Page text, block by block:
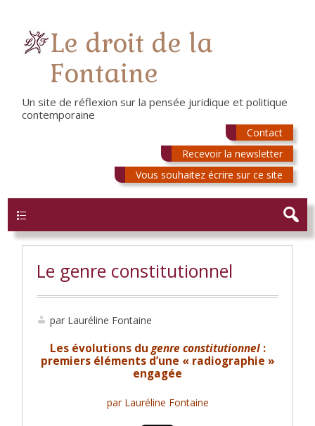
Le droit de la
Fontaine
Un site de réflexion sur la pensée juridique et politique
contemporaine
Contact
Recevoir la newsletter
Vous souhaitez écrire sur ce site
Le genre constitutionnel
par Lauréline Fontaine
Les évolutions du genre constitutionnel :
premiers éléments d’une « radiographie »
engagée
par Lauréline Fontaine